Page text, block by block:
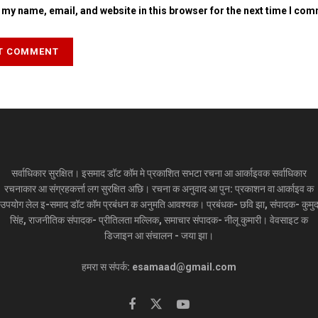
my name, email, and website in this browser for the next time I
सर्वाधिकार सुरक्षित। इसमाद डॉट कॉम मे प्रकाशित सभटा रचना आ आर्काइवक सर्वाधिकार
रचनाकार आ संग्रहकर्त्ता लग सुरक्षित अछि। रचना क अनुवाद आ पुन: प्रकाशन वा आर्काइव क
उपयोग लेल इ-समाद डॉट कॉम प्रबंधन क अनुमति आवश्यक। प्रबंधक- छवि झा, संपादक- कुमुद
सिंह, राजनीतिक संपादक- प्रीतिलता मल्लिक, समाचार संपादक- नीलू कुमारी। वेवसाइट क
डिजाइन आ संचालन - जया झा।
हमरा स संपर्क: esamaad@gmail.com